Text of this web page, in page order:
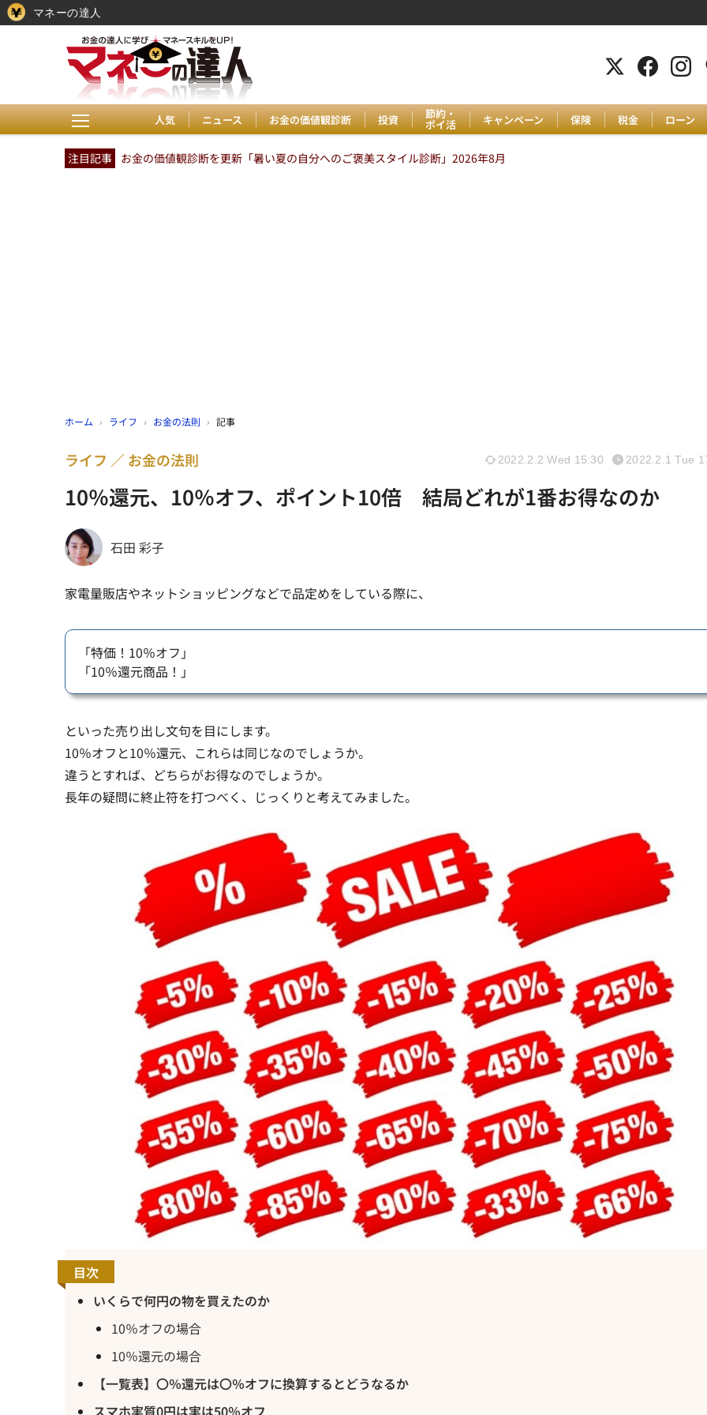
人気 ニュース お金の価値観診断 投資 節約・
ポイ活 キャンペーン 保険 税金 ローン
注目記事 お金の価値観診断を更新「暑い夏の自分へのご褒美スタイル診断」2026年8月
ホーム › ライフ › お金の法則 › 記事
10％還元、10％オフ、ポイント10倍 結局どれが1番お得なのか
ライフ お金の法則 2022.2.2 Wed 15:30 2022.2.1 Tue
石田 彩子
家電量販店やネットショッピングなどで品定めをしている際に、
「特価！10％オフ」
「10％還元商品！」
といった売り出し文句を目にします。
10％オフと10％還元、これらは同じなのでしょうか。
違うとすれば、どちらがお得なのでしょうか。
長年の疑問に終止符を打つべく、じっくりと考えてみました。
目次
いくらで何円の物を買えたのか
10％オフの場合
10％還元の場合
【一覧表】〇％還元は〇％オフに換算するとどうなるか
スマホ実質0円は実は50％オフ
マネーの達人